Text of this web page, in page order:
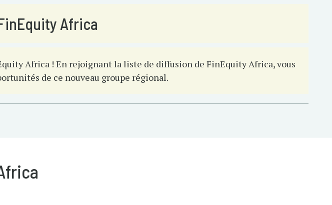
Africa
Africa ! En rejoignant la liste de diffusion de FinEquity Africa, vous
de ce nouveau groupe régional.